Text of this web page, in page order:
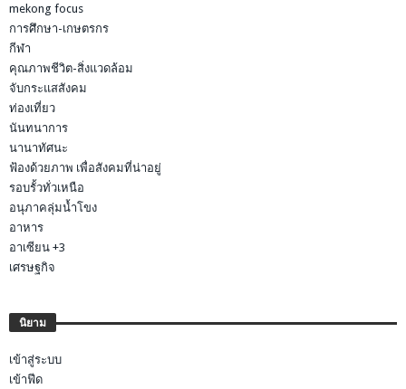
mekong focus
การศึกษา-เกษตรกร
กีฬา
คุณภาพชีวิต-สิ่งแวดล้อม
จับกระแสสังคม
ท่องเที่ยว
นันทนาการ
นานาทัศนะ
ฟ้องด้วยภาพ เพื่อสังคมที่น่าอยู่
รอบรั้วทั่วเหนือ
อนุภาคลุ่มน้ำโขง
อาหาร
อาเซียน +3
เศรษฐกิจ
นิยาม
เข้าสู่ระบบ
เข้าฟีด